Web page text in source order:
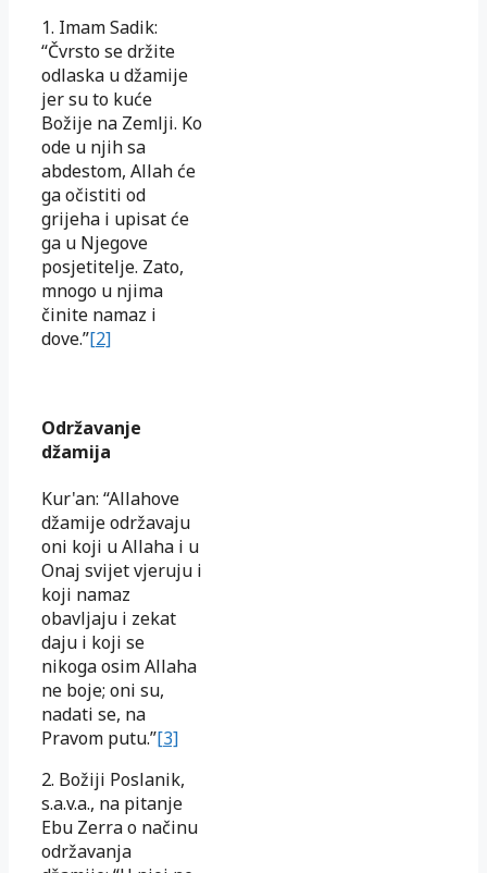
1. Imam Sadik:
“Čvrsto se držite
odlaska u džamije
jer su to kuće
Božije na Zemlji. Ko
ode u njih sa
abdestom, Allah će
ga očistiti od
grijeha i upisat će
ga u Njegove
posjetitelje. Zato,
mnogo u njima
činite namaz i
dove.”[2]
Održavanje
džamija
Kur'an: “Allahove
džamije održavaju
oni koji u Allaha i u
Onaj svijet vjeruju i
koji namaz
obavljaju i zekat
daju i koji se
nikoga osim Allaha
ne boje; oni su,
nadati se, na
Pravom putu.”[3]
2. Božiji Poslanik,
s.a.v.a., na pitanje
Ebu Zerra o načinu
održavanja